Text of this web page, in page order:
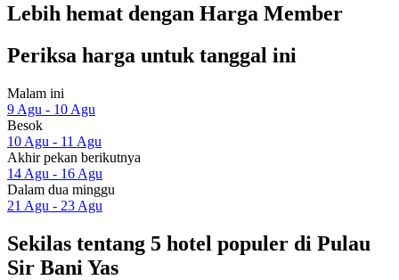
Lebih hemat dengan Harga Member
Periksa harga untuk tanggal ini
Malam ini
9 Agu - 10 Agu
Besok
10 Agu - 11 Agu
Akhir pekan berikutnya
14 Agu - 16 Agu
Dalam dua minggu
21 Agu - 23 Agu
Sekilas tentang 5 hotel populer di Pulau
Sir Bani Yas